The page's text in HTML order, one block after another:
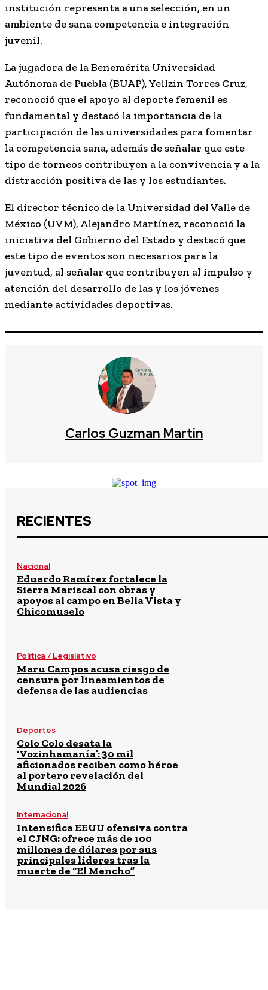
institución representa a una selección, en un
ambiente de sana competencia e integración
juvenil.
La jugadora de la Benemérita Universidad
Autónoma de Puebla (BUAP), Yellzin Torres Cruz,
reconoció que el apoyo al deporte femenil es
fundamental y destacó la importancia de la
participación de las universidades para fomentar
la competencia sana, además de señalar que este
tipo de torneos contribuyen a la convivencia y a la
distracción positiva de las y los estudiantes.
El director técnico de la Universidad del Valle de
México (UVM), Alejandro Martínez, reconoció la
iniciativa del Gobierno del Estado y destacó que
este tipo de eventos son necesarios para la
juventud, al señalar que contribuyen al impulso y
atención del desarrollo de las y los jóvenes
mediante actividades deportivas.
Carlos Guzman Martín
RECIENTES
Nacional
Eduardo Ramírez fortalece la
Sierra Mariscal con obras y
apoyos al campo en Bella Vista y
Chicomuselo
Política / Legislativo
Maru Campos acusa riesgo de
censura por lineamientos de
defensa de las audiencias
Deportes
Colo Colo desata la
‘Vozinhamanía’: 30 mil
aficionados reciben como héroe
al portero revelación del
Mundial 2026
Internacional
Intensifica EEUU ofensiva contra
el CJNG: ofrece más de 100
millones de dólares por sus
principales líderes tras la
muerte de “El Mencho”